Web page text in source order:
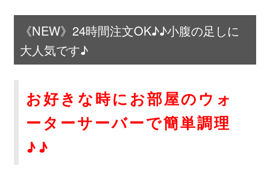
《NEW》24時間注文OK♪♪小腹の足しに
大人気です♪
お好きな時にお部屋のウォ
ーターサーバーで簡単調理
♪♪